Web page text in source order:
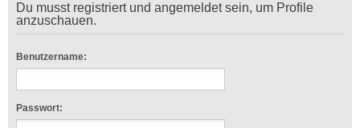
Du musst registriert und angemeldet sein, um Profile
anzuschauen.
Benutzername:
Passwort: